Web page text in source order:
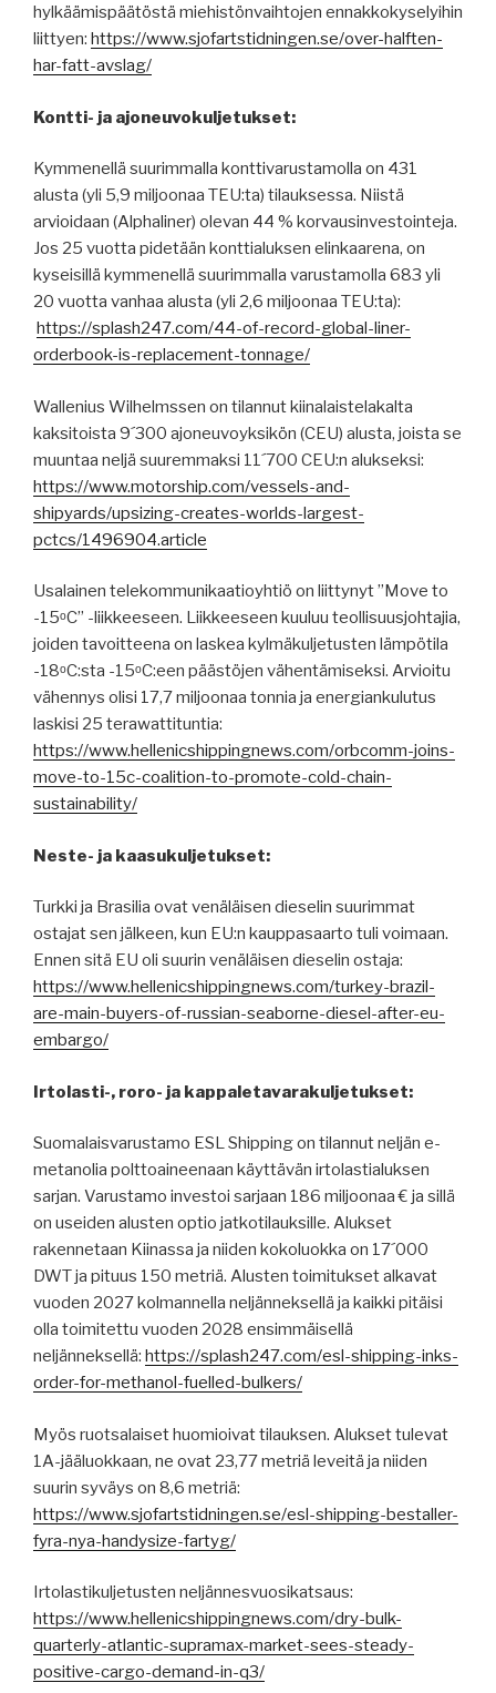
hylkäämispäätöstä miehistönvaihtojen ennakkokyselyihin
liittyen: https://www.sjofartstidningen.se/over-halften-
har-fatt-avslag/
Kontti- ja ajoneuvokuljetukset:
Kymmenellä suurimmalla konttivarustamolla on 431
alusta (yli 5,9 miljoonaa TEU:ta) tilauksessa. Niistä
arvioidaan (Alphaliner) olevan 44 % korvausinvestointeja.
Jos 25 vuotta pidetään konttialuksen elinkaarena, on
kyseisillä kymmenellä suurimmalla varustamolla 683 yli
20 vuotta vanhaa alusta (yli 2,6 miljoonaa TEU:ta):
https://splash247.com/44-of-record-global-liner-
orderbook-is-replacement-tonnage/
Wallenius Wilhelmssen on tilannut kiinalaistelakalta
kaksitoista 9´300 ajoneuvoyksikön (CEU) alusta, joista se
muuntaa neljä suuremmaksi 11´700 CEU:n alukseksi:
https://www.motorship.com/vessels-and-
shipyards/upsizing-creates-worlds-largest-
pctcs/1496904.article
Usalainen telekommunikaatioyhtiö on liittynyt ”Move to
-15ᵒC” -liikkeeseen. Liikkeeseen kuuluu teollisuusjohtajia,
joiden tavoitteena on laskea kylmäkuljetusten lämpötila
-18ᵒC:sta -15ᵒC:een päästöjen vähentämiseksi. Arvioitu
vähennys olisi 17,7 miljoonaa tonnia ja energiankulutus
laskisi 25 terawattituntia:
https://www.hellenicshippingnews.com/orbcomm-joins-
move-to-15c-coalition-to-promote-cold-chain-
sustainability/
Neste- ja kaasukuljetukset:
Turkki ja Brasilia ovat venäläisen dieselin suurimmat
ostajat sen jälkeen, kun EU:n kauppasaarto tuli voimaan.
Ennen sitä EU oli suurin venäläisen dieselin ostaja:
https://www.hellenicshippingnews.com/turkey-brazil-
are-main-buyers-of-russian-seaborne-diesel-after-eu-
embargo/
Irtolasti-, roro- ja kappaletavarakuljetukset:
Suomalaisvarustamo ESL Shipping on tilannut neljän e-
metanolia polttoaineenaan käyttävän irtolastialuksen
sarjan. Varustamo investoi sarjaan 186 miljoonaa € ja sillä
on useiden alusten optio jatkotilauksille. Alukset
rakennetaan Kiinassa ja niiden kokoluokka on 17´000
DWT ja pituus 150 metriä. Alusten toimitukset alkavat
vuoden 2027 kolmannella neljänneksellä ja kaikki pitäisi
olla toimitettu vuoden 2028 ensimmäisellä
neljänneksellä: https://splash247.com/esl-shipping-inks-
order-for-methanol-fuelled-bulkers/
Myös ruotsalaiset huomioivat tilauksen. Alukset tulevat
1A-jääluokkaan, ne ovat 23,77 metriä leveitä ja niiden
suurin syväys on 8,6 metriä:
https://www.sjofartstidningen.se/esl-shipping-bestaller-
fyra-nya-handysize-fartyg/
Irtolastikuljetusten neljännesvuosikatsaus:
https://www.hellenicshippingnews.com/dry-bulk-
quarterly-atlantic-supramax-market-sees-steady-
positive-cargo-demand-in-q3/